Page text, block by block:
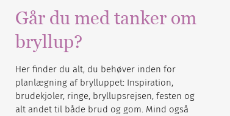
Går du med tanker om
bryllup?
Her finder du alt, du behøver inden for
planlægning af brylluppet: Inspiration,
brudekjoler, ringe, bryllupsrejsen, festen og
alt andet til både brud og gom. Mind også